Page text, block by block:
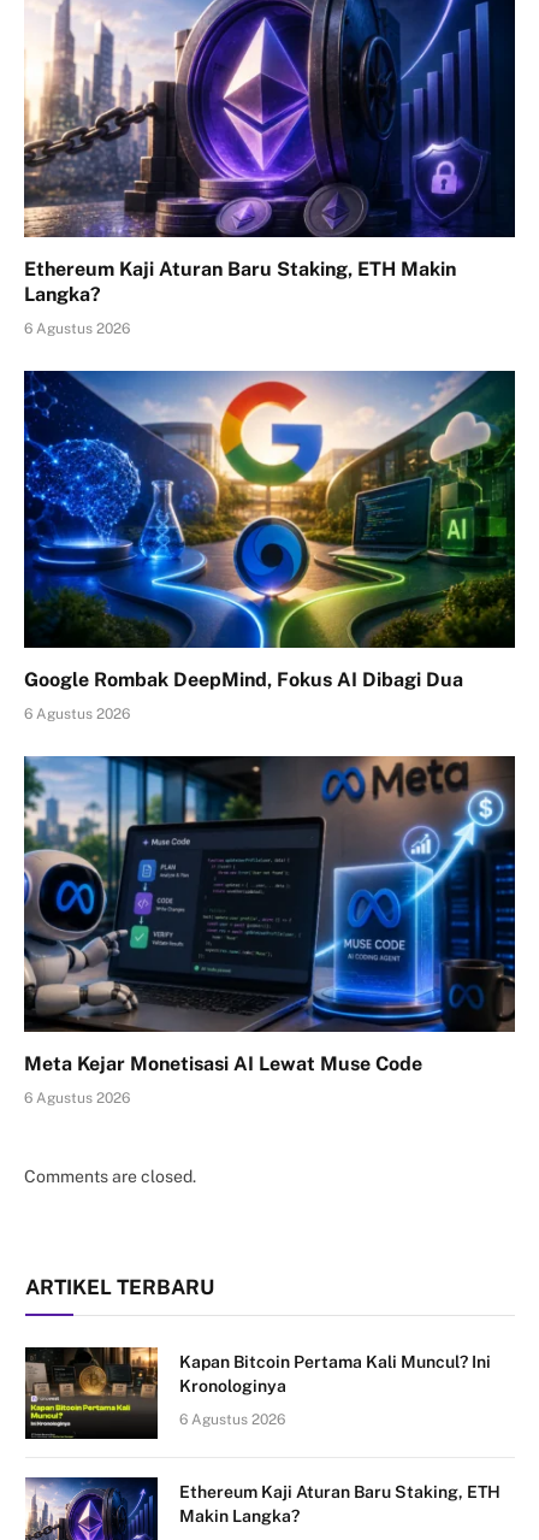
Ethereum Kaji Aturan Baru Staking, ETH Makin
Langka?
6 Agustus 2026
Google Rombak DeepMind, Fokus AI Dibagi Dua
6 Agustus 2026
Meta Kejar Monetisasi AI Lewat Muse Code
6 Agustus 2026
Comments are closed.
ARTIKEL TERBARU
Kapan Bitcoin Pertama Kali Muncul? Ini
Kronologinya
6 Agustus 2026
Ethereum Kaji Aturan Baru Staking, ETH
Makin Langka?